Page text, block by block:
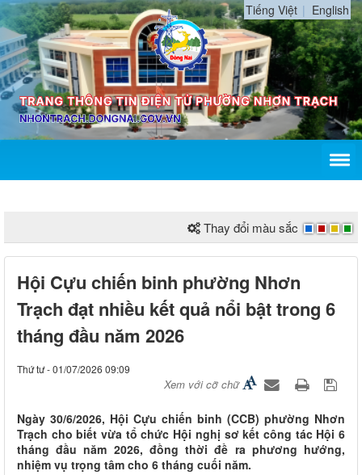
Tiếng Việt English
Thay đổi màu sắc
Hội Cựu chiến binh phường Nhơn
Trạch đạt nhiều kết quả nổi bật trong 6
tháng đầu năm 2026
Thứ tư - 01/07/2026 09:09
Xem với cỡ chữ
Ngày 30/6/2026, Hội Cựu chiến binh (CCB) phường Nhơn
Trạch cho biết vừa tổ chức Hội nghị sơ kết công tác Hội 6
tháng đầu năm 2026, đồng thời đề ra phương hướng,
nhiệm vụ trọng tâm cho 6 tháng cuối năm.